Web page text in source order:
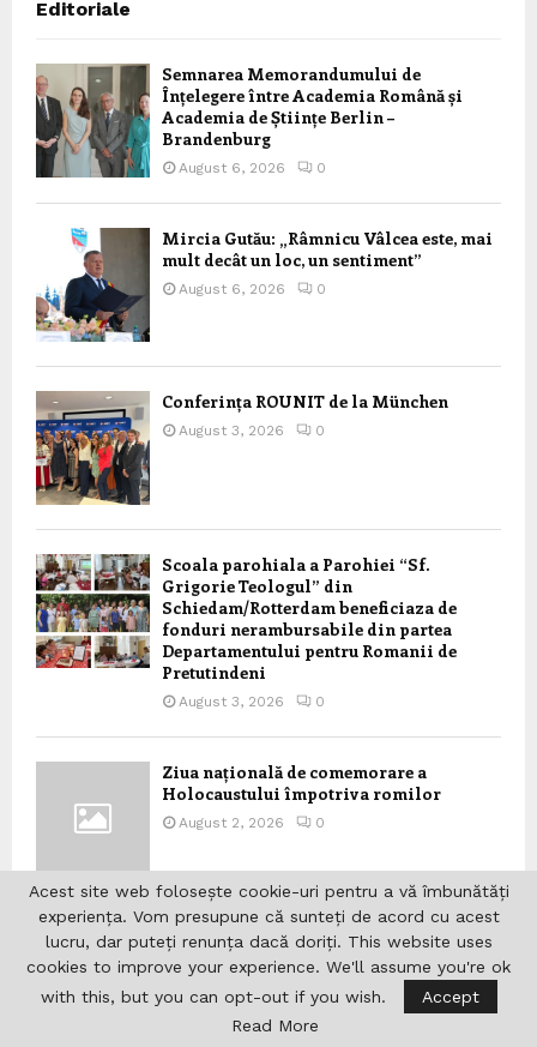
Editoriale
Semnarea Memorandumului de
Înțelegere între Academia Română și
Academia de Științe Berlin –
Brandenburg
August 6, 2026 0
Mircia Gutău: „Râmnicu Vâlcea este, mai
mult decât un loc, un sentiment”
August 6, 2026 0
Conferința ROUNIT de la München
August 3, 2026 0
Scoala parohiala a Parohiei “Sf.
Grigorie Teologul” din
Schiedam/Rotterdam beneficiaza de
fonduri nerambursabile din partea
Departamentului pentru Romanii de
Pretutindeni
August 3, 2026 0
Ziua națională de comemorare a
Holocaustului împotriva romilor
August 2, 2026 0
Mesajul Președintelui României, Nicușor
Dan, privind menținerea ratingului de
țară de către Agenția Fitch,
implementarea PNRR și consolidarea
stabilității economice
Acest site web folosește cookie-uri pentru a vă îmbunătăți
experiența. Vom presupune că sunteți de acord cu acest
lucru, dar puteți renunța dacă doriți. This website uses
cookies to improve your experience. We'll assume you're ok
with this, but you can opt-out if you wish.
Accept
Read More